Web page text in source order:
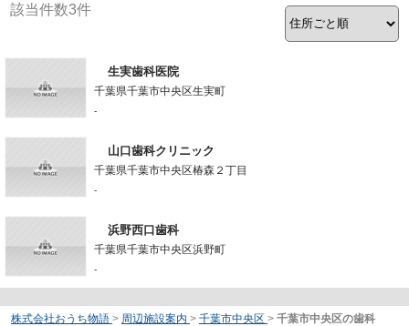
該当件数3件
生実歯科医院
千葉県千葉市中央区生実町
-
山口歯科クリニック
千葉県千葉市中央区椿森２丁目
-
浜野西口歯科
千葉県千葉市中央区浜野町
-
株式会社おうち物語 > 周辺施設案内 > 千葉市中央区 > 千葉市中央区の歯科